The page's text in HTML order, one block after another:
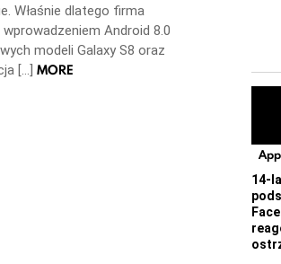
Właśnie dlatego firma
Android 8.0
modeli Galaxy S8 oraz
[…] MORE
14-